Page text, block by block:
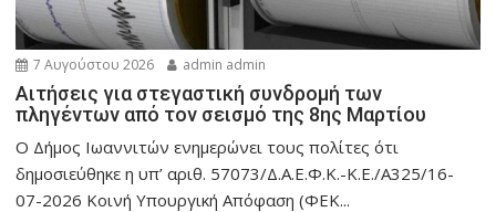
7 Αυγούστου 2026 admin admin
Αιτήσεις για στεγαστική συνδρομή των
πληγέντων από τον σεισμό της 8ης Μαρτίου
Ο Δήμος Ιωαννιτών ενημερώνει τους πολίτες ότι
δημοσιεύθηκε η υπ’ αριθ. 57073/Δ.Α.Ε.Φ.Κ.-Κ.Ε./Α325/16-
07-2026 Κοινή Υπουργική Απόφαση (ΦΕΚ...